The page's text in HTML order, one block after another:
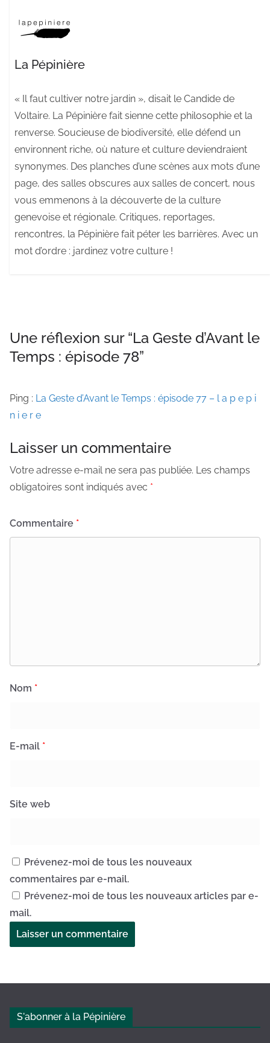
La Pépinière
« Il faut cultiver notre jardin », disait le Candide de
Voltaire. La Pépinière fait sienne cette philosophie et la
renverse. Soucieuse de biodiversité, elle défend un
environnent riche, où nature et culture deviendraient
synonymes. Des planches d’une scènes aux mots d’une
page, des salles obscures aux salles de concert, nous
vous emmenons à la découverte de la culture
genevoise et régionale. Critiques, reportages,
rencontres, la Pépinière fait péter les barrières. Avec un
mot d’ordre : jardinez votre culture !
Une réflexion sur “La Geste d’Avant le
Temps : épisode 78”
Ping : La Geste d’Avant le Temps : épisode 77 – l a p e p i
n i e r e
Laisser un commentaire
Votre adresse e-mail ne sera pas publiée. Les champs
obligatoires sont indiqués avec *
Commentaire *
Nom *
E-mail *
Site web
Prévenez-moi de tous les nouveaux
commentaires par e-mail.
Prévenez-moi de tous les nouveaux articles par e-
mail.
e
S'abonner à la Pépinière